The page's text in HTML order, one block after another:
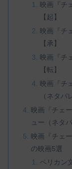
映画『チ
【起】
映画『チ
【承】
映画『チ
【転】
映画『チ
（ネタバ
映画『チェ
ュー（ネタ
映画『チェ
の映画5選
ペリカン